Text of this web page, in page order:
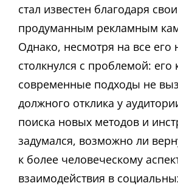
стал известен благодаря
продуманным рекламным
Однако, несмотря на все его
столкнулся с проблемой: его
современные подходы не
должного отклика у
поиска новых методов и
задумался, возможно ли
к более человеческому
взаимодействия в